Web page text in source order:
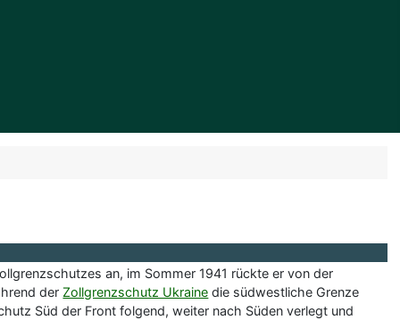
an, im Sommer 1941 rückte er von der
derZollgrenzschutz Ukraine die südwestliche Grenze
Süd der Front folgend, weiter nach Süden verlegt und